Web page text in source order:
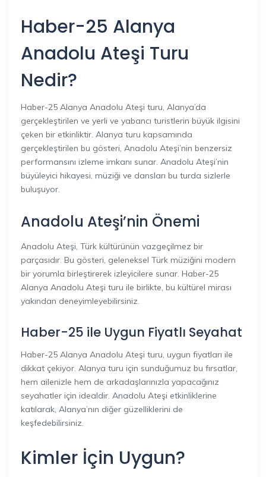
Haber-25 Alanya
Anadolu Ateşi Turu
Nedir?
Haber-25 Alanya Anadolu Ateşi turu, Alanya’da
gerçekleştirilen ve yerli ve yabancı turistlerin büyük ilgisini
çeken bir etkinliktir. Alanya turu kapsamında
gerçekleştirilen bu gösteri, Anadolu Ateşi’nin benzersiz
performansını izleme imkanı sunar. Anadolu Ateşi’nin
büyüleyici hikayesi, müziği ve dansları bu turda sizlerle
buluşuyor.
Anadolu Ateşi’nin Önemi
Anadolu Ateşi, Türk kültürünün vazgeçilmez bir
parçasıdır. Bu gösteri, geleneksel Türk müziğini modern
bir yorumla birleştirerek izleyicilere sunar. Haber-25
Alanya Anadolu Ateşi turu ile birlikte, bu kültürel mirası
yakından deneyimleyebilirsiniz.
Haber-25 ile Uygun Fiyatlı Seyahat
Haber-25 Alanya Anadolu Ateşi turu, uygun fiyatları ile
dikkat çekiyor. Alanya turu için sunduğumuz bu fırsatlar,
hem ailenizle hem de arkadaşlarınızla yapacağınız
seyahatler için idealdir. Anadolu Ateşi etkinliklerine
katılarak, Alanya’nın diğer güzelliklerini de
keşfedebilirsiniz.
Kimler İçin Uygun?